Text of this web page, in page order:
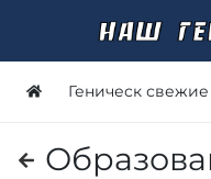
Геническ